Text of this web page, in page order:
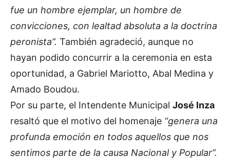
fue un hombre ejemplar, un hombre de
convicciones, con lealtad absoluta a la doctrina
peronista”. También agradeció, aunque no
hayan podido concurrir a la ceremonia en esta
oportunidad, a Gabriel Mariotto, Abal Medina y
Amado Boudou.
Por su parte, el Intendente Municipal José Inza
resaltó que el motivo del homenaje “genera una
profunda emoción en todos aquellos que nos
sentimos parte de la causa Nacional y Popular”.